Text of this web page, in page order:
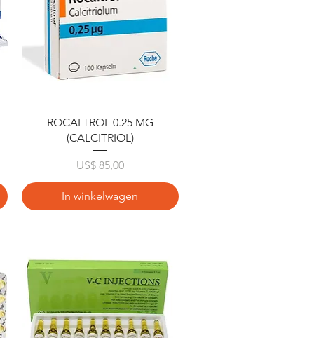
Snel overzicht
ROCALTROL 0.25 MG
(CALCITRIOL)
Prijs
US$ 85,00
In winkelwagen